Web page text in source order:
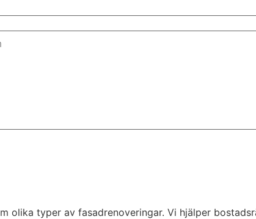
olika typer av fasadrenoveringar. Vi hjälper